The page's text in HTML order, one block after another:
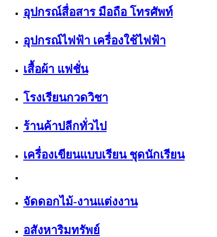
อุปกรณ์สื่อสาร มือถือ โทรศัพท์
อุปกรณ์ไฟฟ้า เครื่องใช้ไฟฟ้า
เสื้อผ้า แฟชั่น
โรงเรียนกวดวิชา
ร้านค้าปลีกทั่วไป
เครื่องเขียนแบบเรียน ชุดนักเรียน
จัดดอกไม้-งานแต่งงาน
อสังหาริมทรัพย์